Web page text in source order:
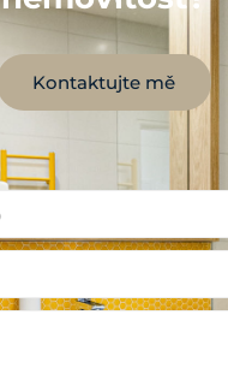
Kontaktujte mě